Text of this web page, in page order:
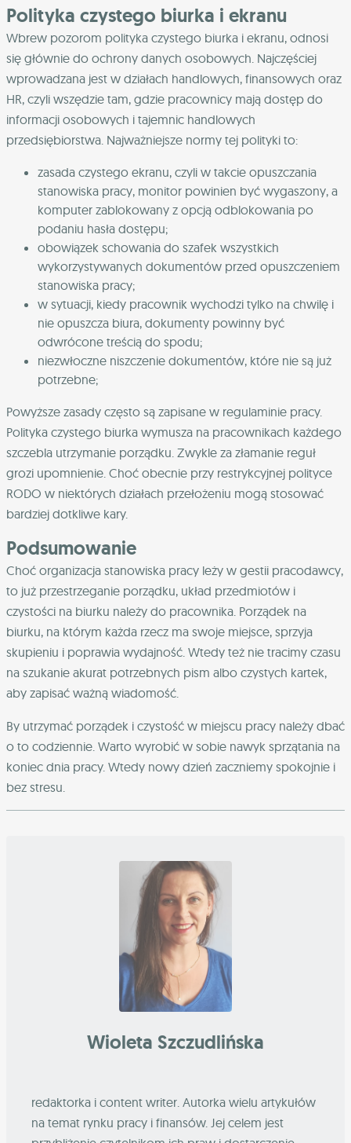
Polityka czystego biurka i ekranu
Wbrew pozorom polityka czystego biurka i ekranu, odnosi
się głównie do ochrony danych osobowych. Najczęściej
wprowadzana jest w działach handlowych, finansowych oraz
HR, czyli wszędzie tam, gdzie pracownicy mają dostęp do
informacji osobowych i tajemnic handlowych
przedsiębiorstwa. Najważniejsze normy tej polityki to:
zasada czystego ekranu, czyli w takcie opuszczania
stanowiska pracy, monitor powinien być wygaszony, a
komputer zablokowany z opcją odblokowania po
podaniu hasła dostępu;
obowiązek schowania do szafek wszystkich
wykorzystywanych dokumentów przed opuszczeniem
stanowiska pracy;
w sytuacji, kiedy pracownik wychodzi tylko na chwilę i
nie opuszcza biura, dokumenty powinny być
odwrócone treścią do spodu;
niezwłoczne niszczenie dokumentów, które nie są już
potrzebne;
Powyższe zasady często są zapisane w regulaminie pracy.
Polityka czystego biurka wymusza na pracownikach każdego
szczebla utrzymanie porządku. Zwykle za złamanie reguł
grozi upomnienie. Choć obecnie przy restrykcyjnej polityce
RODO w niektórych działach przełożeniu mogą stosować
bardziej dotkliwe kary.
Podsumowanie
Choć organizacja stanowiska pracy leży w gestii pracodawcy,
to już przestrzeganie porządku, układ przedmiotów i
czystości na biurku należy do pracownika. Porządek na
biurku, na którym każda rzecz ma swoje miejsce, sprzyja
skupieniu i poprawia wydajność. Wtedy też nie tracimy czasu
na szukanie akurat potrzebnych pism albo czystych kartek,
aby zapisać ważną wiadomość.
By utrzymać porządek i czystość w miejscu pracy należy dbać
o to codziennie. Warto wyrobić w sobie nawyk sprzątania na
koniec dnia pracy. Wtedy nowy dzień zaczniemy spokojnie i
bez stresu.
Wioleta Szczudlińska
redaktorka i content writer. Autorka wielu artykułów
na temat rynku pracy i finansów. Jej celem jest